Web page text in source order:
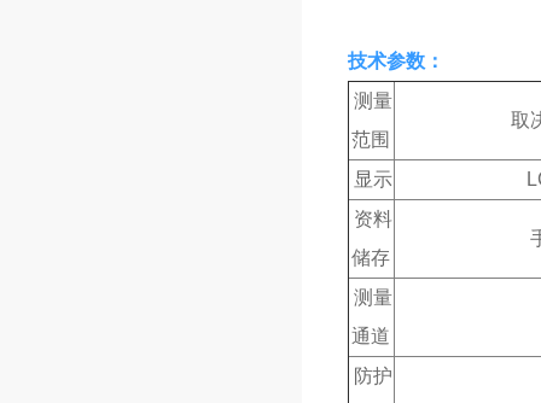
技术参数：
测量
范围
取
显示
资料
储存
测量
通道
防护